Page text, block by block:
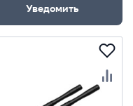
Уведомить